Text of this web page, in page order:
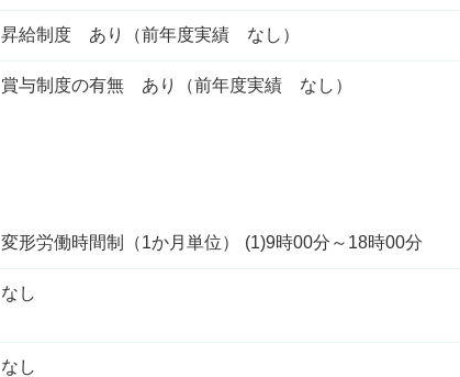
昇給制度 あり（前年度実績 なし）
賞与制度の有無 あり（前年度実績 なし）
変形労働時間制（1か月単位） (1)9時00分～18時00分
なし
なし